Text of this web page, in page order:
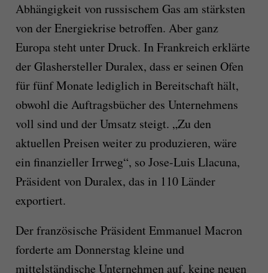
Abhängigkeit von russischem Gas am stärksten
von der Energiekrise betroffen. Aber ganz
Europa steht unter Druck. In Frankreich erklärte
der Glashersteller Duralex, dass er seinen Ofen
für fünf Monate lediglich in Bereitschaft hält,
obwohl die Auftragsbücher des Unternehmens
voll sind und der Umsatz steigt. „Zu den
aktuellen Preisen weiter zu produzieren, wäre
ein finanzieller Irrweg“, so Jose-Luis Llacuna,
Präsident von Duralex, das in 110 Länder
exportiert.
Der französische Präsident Emmanuel Macron
forderte am Donnerstag kleine und
mittelständische Unternehmen auf, keine neuen